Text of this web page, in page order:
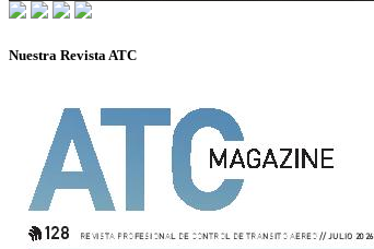
Nuestra Revista ATC